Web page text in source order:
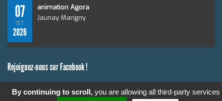
07
OCT
2026
animation Agora
Jaunay Marigny
Rejoignez-nous sur Facebook !
By continuing to scroll, you are allowing all third-party services